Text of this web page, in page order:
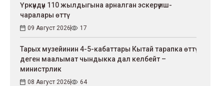
Үркүндүн 110 жылдыгына арналган эскерүү иш-
чаралары өттү
09 Август 2026 17
Тарых музейинин 4-5-кабаттары Кытай тарапка өттү
деген маалымат чындыкка дал келбейт –
министрлик
08 Август 2026 64